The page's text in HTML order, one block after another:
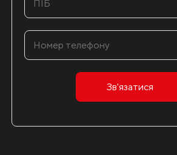
Зв'язатися